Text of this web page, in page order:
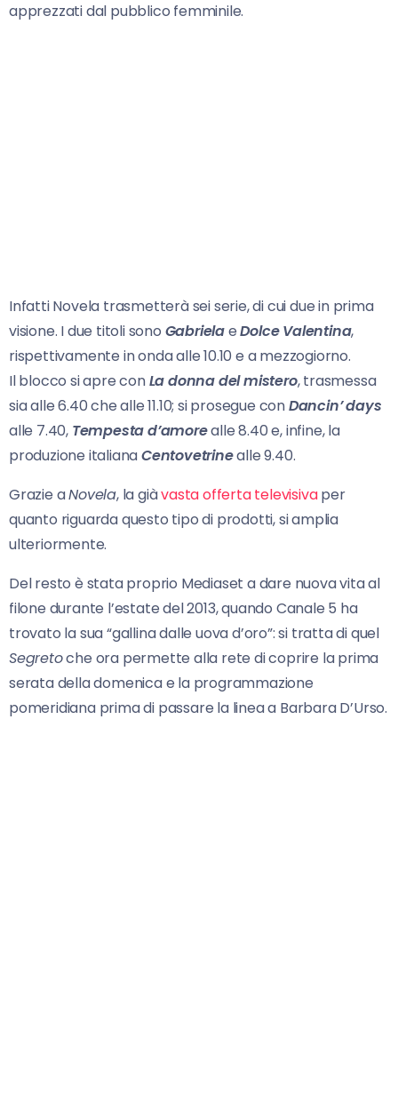
apprezzati dal pubblico femminile.
Infatti Novela trasmetterà sei serie, di cui due in prima
visione. I due titoli sono GabrielaeDolce Valentina,
rispettivamente in onda alle 10.10 e a mezzogiorno.
Il blocco si apre conLa donna del mistero, trasmessa
sia alle 6.40 che alle 11.10; si prosegue conDancin’ days
alle 7.40, Tempesta d’amorealle 8.40 e, infine, la
produzione italianaCentovetrinealle 9.40.
Grazie aNovela, la giàvasta offerta televisivaper
quanto riguarda questo tipo di prodotti, si amplia
ulteriormente.
Del resto è stata proprio Mediaset a dare nuova vita al
filone durante l’estate del 2013, quando Canale 5 ha
trovato la sua “gallina dalle uova d’oro”: si tratta di quel
Segretoche ora permette alla rete di coprire la prima
serata della domenica e la programmazione
pomeridiana prima di passare la linea a Barbara D’Urso.